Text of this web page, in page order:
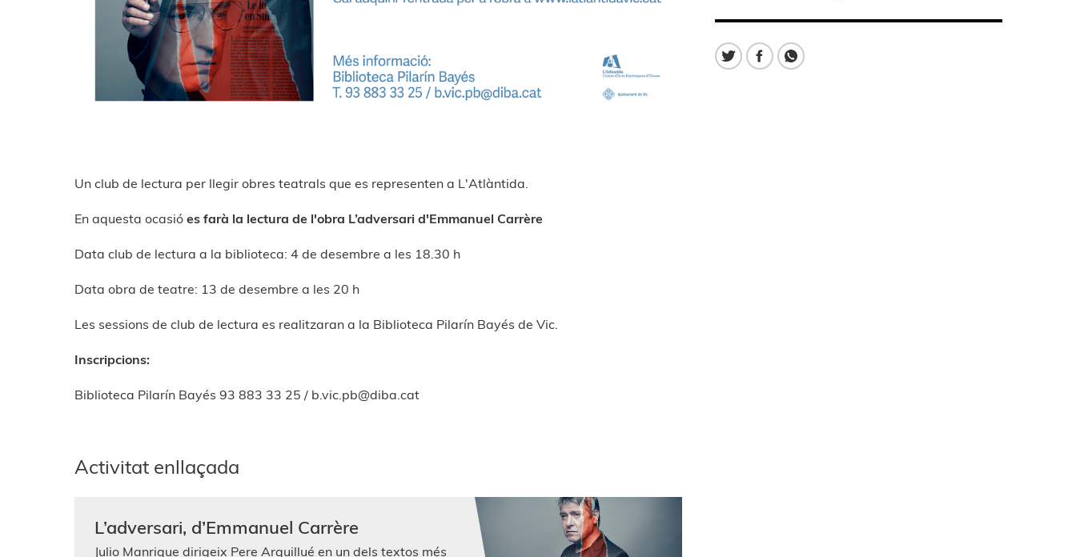
Un club de lectura per llegir obres teatrals que es representen a L'Atlàntida.
En aquesta ocasió es farà la lectura de l'obra L’adversari d'Emmanuel Carrère
Data club de lectura a la biblioteca: 4 de desembre a les 18.30 h
Data obra de teatre: 13 de desembre a les 20 h
Les sessions de club de lectura es realitzaran a la Biblioteca Pilarín Bayés de Vic.
Inscripcions:
Biblioteca Pilarín Bayés 93 883 33 25 / b.vic.pb@diba.cat
Activitat enllaçada
L’adversari, d’Emmanuel Carrère
Julio Manrique dirigeix Pere Arquillué en un dels textos més